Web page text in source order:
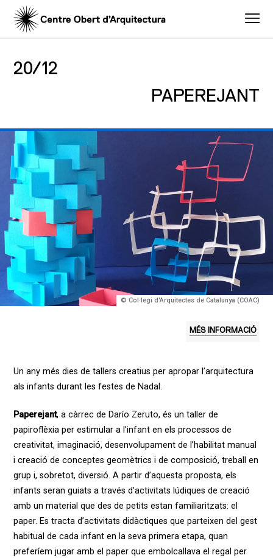
20/12
PAPEREJANT
© Col·legi d'Arquitectes de Catalunya (COAC)
MÉS INFORMACIÓ
Un any més dies de tallers creatius per apropar l’arquitectura
als infants durant les festes de Nadal.
Paperejant, a càrrec de Darío Zeruto, és un taller de
papiroflèxia per estimular a l’infant en els processos de
creativitat, imaginació, desenvolupament de l’habilitat manual
i creació de conceptes geomètrics i de composició, treball en
grup i, sobretot, diversió. A partir d’aquesta proposta, els
infants seran guiats a través d’activitats lúdiques de creació
amb un material que des de petits estan familiaritzats: el
paper. Es tracta d’activitats didàctiques que parteixen del gest
habitual de cada infant en la seva primera etapa, quan
preferíem jugar amb el paper que embolcallava el regal per